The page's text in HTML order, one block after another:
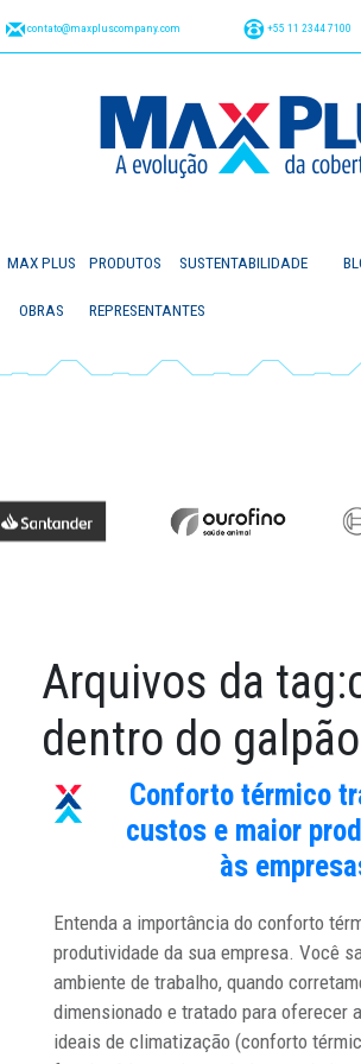
contato@maxpluscompany.com +55 11 2344 7100
MAX PLUS PRODUTOS SUSTENTABILIDADE
OBRAS REPRESENTANTES
Arquivos da tag:
dentro do galpão
Conforto térmico
custos e maior
às
Entenda a importância do conforto
produtividade da sua empresa. Você
ambiente de trabalho, quando
dimensionado e tratado para oferecer
ideais de climatização (conforto